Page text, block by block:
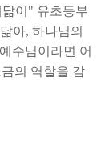
이" 유초등부
아, 하나님의
수님이라면 어
의 역할을 감